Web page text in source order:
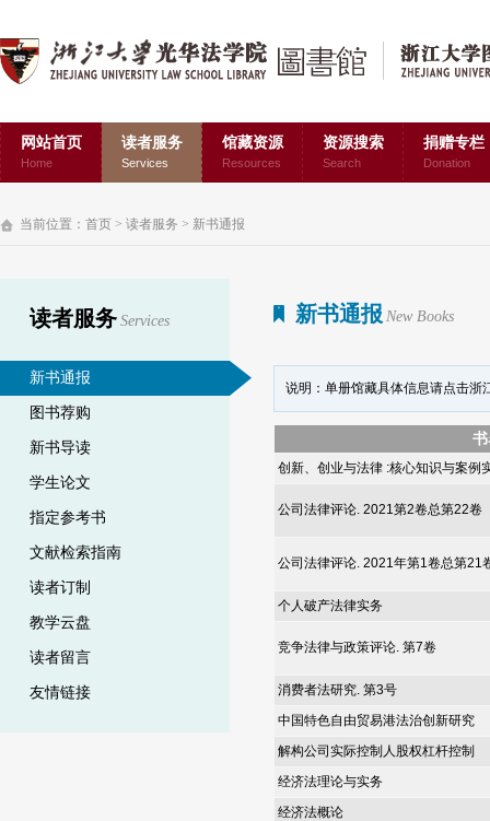
网站首页
Home
读者服务
Services
馆藏资源
Resources
资源搜索
Search
捐赠专栏
Donation
当前位置： 首页 > 读者服务 > 新书通报
读者服务 Services
新书通报
图书荐购
新书导读
学生论文
指定参考书
文献检索指南
读者订制
教学云盘
读者留言
友情链接
新书通报 New Books
说明：单册馆藏具体信息请点击浙
创新、创业与法律 :核心知识与案例
公司法律评论. 2021第2卷总第22卷
公司法律评论. 2021年第1卷总第21
个人破产法律实务
竞争法律与政策评论. 第7卷
消费者法研究. 第3号
中国特色自由贸易港法治创新研究
解构公司实际控制人股权杠杆控制
经济法理论与实务
经济法概论